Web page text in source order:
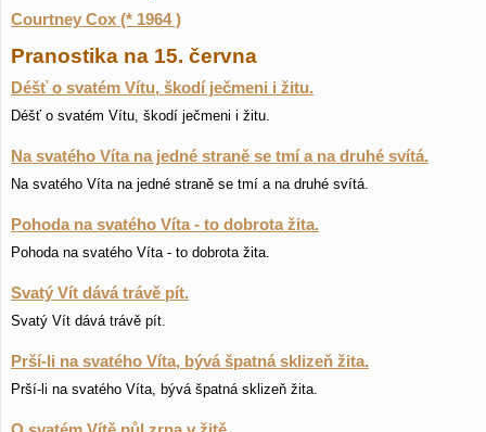
Courtney Cox (* 1964 )
Pranostika na 15. června
Déšť o svatém Vítu, škodí ječmeni i žitu.
Déšť o svatém Vítu, škodí ječmeni i žitu.
Na svatého Víta na jedné straně se tmí a na druhé svítá.
Na svatého Víta na jedné straně se tmí a na druhé svítá.
Pohoda na svatého Víta - to dobrota žita.
Pohoda na svatého Víta - to dobrota žita.
Svatý Vít dává trávě pít.
Svatý Vít dává trávě pít.
Prší-li na svatého Víta, bývá špatná sklizeň žita.
Prší-li na svatého Víta, bývá špatná sklizeň žita.